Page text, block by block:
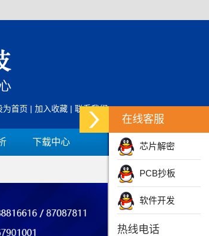
为首页 | 加入收藏 | 联系我们
下载中心
在线客服
芯片解密
PCB抄板
软件开发
热线电话